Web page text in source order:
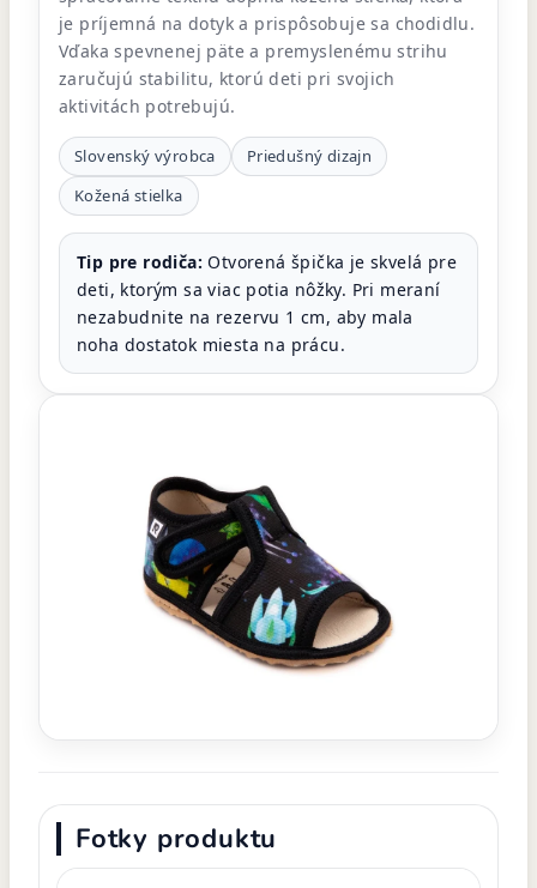
je príjemná na dotyk a prispôsobuje sa chodidlu.
Vďaka spevnenej päte a premyslenému strihu
zaručujú stabilitu, ktorú deti pri svojich
aktivitách potrebujú.
Slovenský výrobca
Priedušný dizajn
Kožená stielka
Tip pre rodiča: Otvorená špička je skvelá pre
deti, ktorým sa viac potia nôžky. Pri meraní
nezabudnite na rezervu 1 cm, aby mala
noha dostatok miesta na prácu.
Fotky produktu